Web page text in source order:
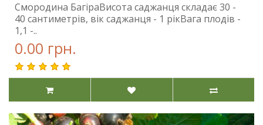
Смородина БагіраВисота саджанця складає 30 -
40 сантиметрів, вік саджанця - 1 рікВага плодів -
1,1 -..
0.00 грн.